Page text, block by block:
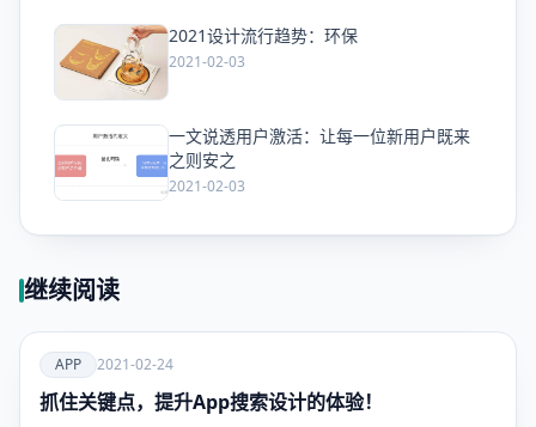
爱 2021设计流行趋势：环保
2021-02-03
一文说透用户激活：让每一位新用户既来
之则安之
2021-02-03
继续阅读
爱
APP
APP 2021-02-24
抓住关键点，提升App搜索设计的体验！